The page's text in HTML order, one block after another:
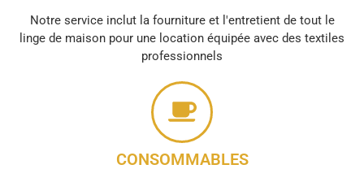
Notre service inclut la fourniture et l'entretient de tout le
linge de maison pour une location équipée avec des textiles
professionnels
CONSOMMABLES